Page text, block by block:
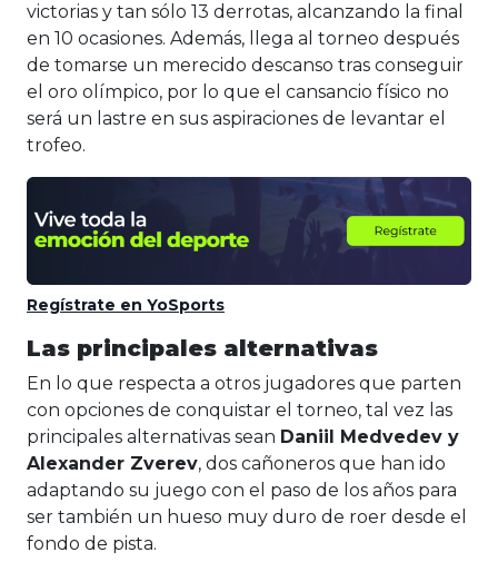
victorias y tan sólo 13 derrotas, alcanzando la final
en 10 ocasiones. Además, llega al torneo después
de tomarse un merecido descanso tras conseguir
el oro olímpico, por lo que el cansancio físico no
será un lastre en sus aspiraciones de levantar el
trofeo.
Regístrate en YoSports
Las principales alternativas
En lo que respecta a otros jugadores que parten
con opciones de conquistar el torneo, tal vez las
principales alternativas sean Daniil Medvedev y
Alexander Zverev, dos cañoneros que han ido
adaptando su juego con el paso de los años para
ser también un hueso muy duro de roer desde el
fondo de pista.